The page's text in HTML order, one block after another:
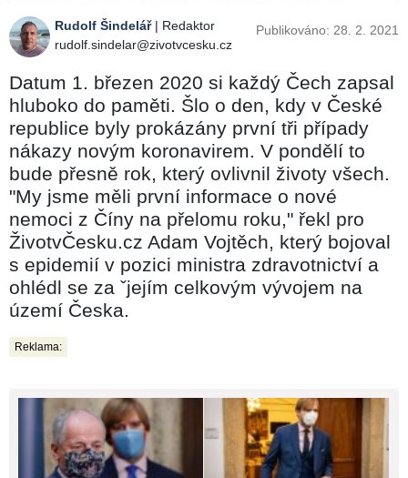
Rudolf Šindelář| Redaktor
rudolf.sindelar@zivotvcesku.cz
Publikováno: 28. 2. 2021
Datum 1. březen 2020 si každý Čech zapsal
hluboko do paměti. Šlo o den, kdy v České
republice byly prokázány první tři případy
nákazy novým koronavirem. V pondělí to
bude přesně rok, který ovlivnil životy všech.
"My jsme měli první informace o nové
nemoci z Číny na přelomu roku," řekl pro
ŽivotvČesku.cz Adam Vojtěch, který bojoval
s epidemií v pozici ministra zdravotnictví a
ohlédl se za ˇjejím celkovým vývojem na
území Česka.
Reklama: